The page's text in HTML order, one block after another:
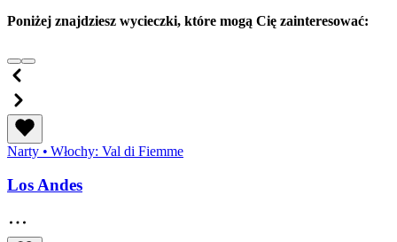
Poniżej znajdziesz wycieczki, które mogą Cię zainteresować:
Narty • Włochy: Val di Fiemme
Los Andes